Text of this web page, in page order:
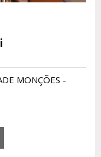
MONÇÕES -